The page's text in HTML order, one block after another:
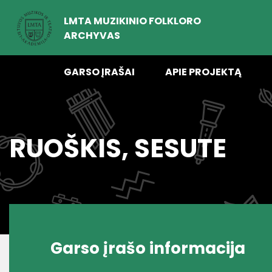
LMTA MUZIKINIO FOLKLORO
ARCHYVAS
GARSO ĮRAŠAI APIE PROJEKTĄ
RUOŠKIS, SESUTE
Garso įrašo informacija